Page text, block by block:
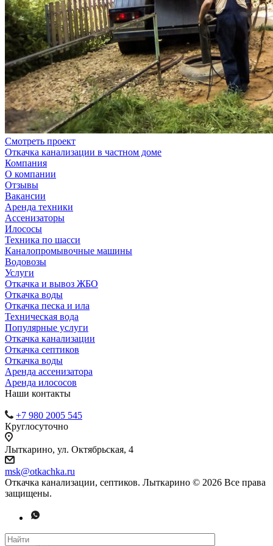
Смотреть проект
Откачка канализации в частном доме
Компания
О компании
Отзывы
Вакансии
Аренда техники
Ассенизаторы
Илососы
Техника по шасси
Каналопромывочные машины
Водовозы
Услуги
Откачка и вывоз ЖБО
Откачка воды
Откачка песка и ила
Техническая вода
Популярные услуги
Откачка канализации
Откачка септиков
Откачка воды
Аренда ассенизатора
Аренда илососов
Наши контакты
+7 980 2005 545
Круглосуточно
Лыткарино, ул. Октябрьская, 4
msk@otkachka.ru
Откачка канализации, септиков. Лыткарино © 2026 Все права
защищены.